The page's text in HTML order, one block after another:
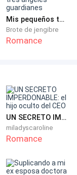
y caminaban
elegir a Gala,
tiempo él
para tratar de
suya.
de su
Mis pequeños tres ángeles guardianes
Brote de jengibre
Romance
UN SECRETO IMPERDONABLE: el hijo oculto del CEO
miladyscaroline
Romance